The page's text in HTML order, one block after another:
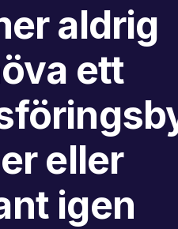
aldrig
ett
eller
igen